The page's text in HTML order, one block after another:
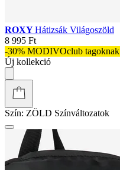
ROXYHátizsák Világoszöld
8 995 Ft
-30% MODIVOclub tagoknak
Új kollekció
Szín: ZÖLD Színváltozatok